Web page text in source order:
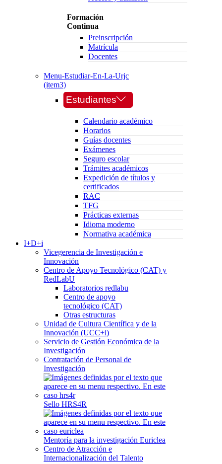
Formación
Continua
Preinscripción
Matrícula
Docentes
Menu-Estudiar-En-La-Urjc
(item3)
Estudiantes
Calendario académico
Horarios
Guías docentes
Exámenes
Seguro escolar
Trámites académicos
Expedición de títulos y
certificados
RAC
TFG
Prácticas externas
Idioma moderno
Normativa académica
I+D+i
Vicegerencia de Investigación e
Innovación
Centro de Apoyo Tecnológico (CAT) y
RedLabU
Laboratorios redlabu
Centro de apoyo
tecnológico (CAT)
Otras estructuras
Unidad de Cultura Científica y de la
Innovación (UCC+i)
Servicio de Gestión Económica de la
Investigación
Contratación de Personal de
Investigación
Sello HRS4R
Mentoría para la investigación Euriclea
Centro de Atracción e
Internacionalización del Talento